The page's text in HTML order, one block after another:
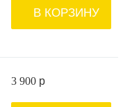
В КОРЗИНУ
3 900 p